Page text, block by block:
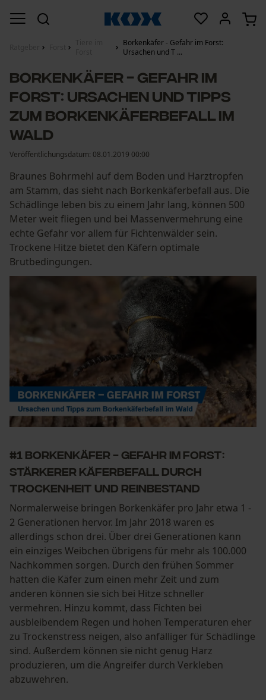
Borkenkäfer - Gefahr im Forst:
Ursachen und T ...
Borkenkäfer - Gefahr im
Forst: Ursachen und Tipps
zum Borkenkäferbefall im
Wald
Veröffentlichungsdatum: 08.01.2019 00:00
Braunes Bohrmehl auf dem Boden und Harztropfen
am Stamm, das sieht nach Borkenkäferbefall aus. Die
Schädlinge leben bis zu einem Jahr lang, können 500
Meter weit fliegen und bei Massenvermehrung eine
echte Gefahr vor allem für Fichtenwälder sein.
Trockene Hitze bietet den Käfern optimale
Brutbedingungen.
#1 Borkenkäfer - Gefahr im Forst:
Stärkerer Käferbefall durch
Trockenheit und Reinbestand
Normalerweise bringen Borkenkäfer pro Jahr etwa 1 -
2 Generationen hervor. Im Jahr 2018 waren es
allerdings schon drei. Über drei Generationen kann
ein einziges Weibchen übrigens für mehr als 100.000
Nachkommen sorgen. Durch den frühen Sommer
hatten die Käfer zum einen mehr Zeit und zum
anderen können sie sich bei Hitze schneller
vermehren. Hinzu kommt, dass Fichten bei
ausbleibendem Regen und hohen Temperaturen eher
zu Trockenstress neigen, also anfälliger für Schädlinge
sind. Außerdem können sie nicht genug Harz
produzieren, um die Angreifer durch Verkleben
abzuwehren.